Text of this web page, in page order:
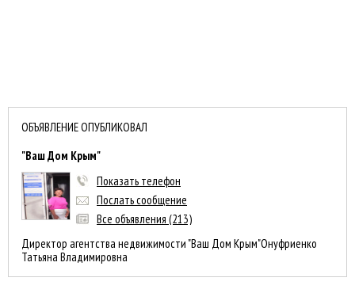
ОБЪЯВЛЕНИЕ ОПУБЛИКОВАЛ
"Ваш Дом Крым"
Показать телефон
Послать сообщение
Все объявления (213)
Директор агентства недвижимости "Ваш Дом Крым"Онуфриенко
Татьяна Владимировна